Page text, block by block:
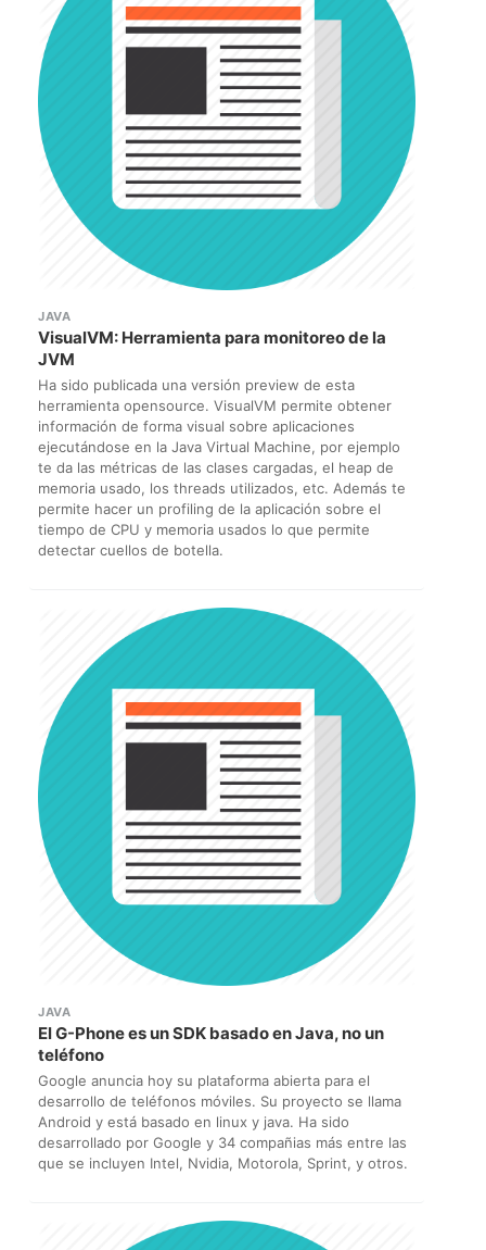
JAVA
VisualVM: Herramienta para monitoreo de la
JVM
Ha sido publicada una versión preview de esta
herramienta opensource. VisualVM permite obtener
información de forma visual sobre aplicaciones
ejecutándose en la Java Virtual Machine, por ejemplo
te da las métricas de las clases cargadas, el heap de
memoria usado, los threads utilizados, etc. Además te
permite hacer un profiling de la aplicación sobre el
tiempo de CPU y memoria usados lo que permite
detectar cuellos de botella.
JAVA
El G-Phone es un SDK basado en Java, no un
teléfono
Google anuncia hoy su plataforma abierta para el
desarrollo de teléfonos móviles. Su proyecto se llama
Android y está basado en linux y java. Ha sido
desarrollado por Google y 34 compañias más entre las
que se incluyen Intel, Nvidia, Motorola, Sprint, y otros.